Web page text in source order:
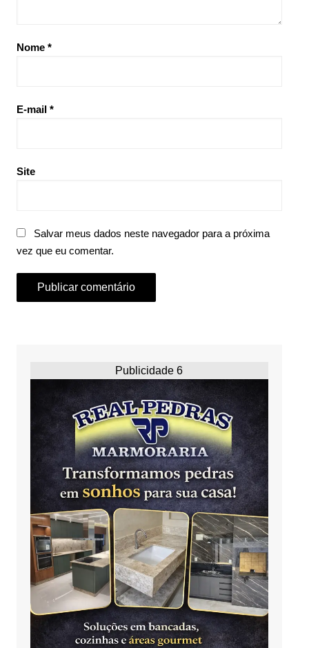
Nome *
E-mail *
Site
Salvar meus dados neste navegador para a próxima
vez que eu comentar.
Publicidade 6